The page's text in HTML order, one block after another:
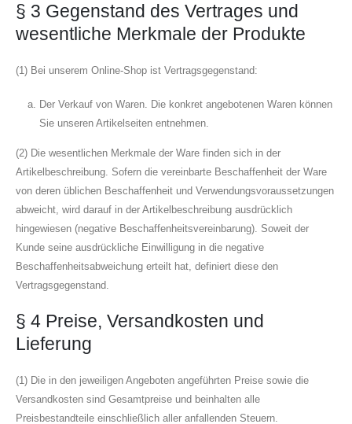
§ 3 Gegenstand des Vertrages und
wesentliche Merkmale der Produkte
(1) Bei unserem Online-Shop ist Vertragsgegenstand:
Der Verkauf von Waren. Die konkret angebotenen Waren können
Sie unseren Artikelseiten entnehmen.
(2) Die wesentlichen Merkmale der Ware finden sich in der
Artikelbeschreibung. Sofern die vereinbarte Beschaffenheit der Ware
von deren üblichen Beschaffenheit und Verwendungsvoraussetzungen
abweicht, wird darauf in der Artikelbeschreibung ausdrücklich
hingewiesen (negative Beschaffenheitsvereinbarung). Soweit der
Kunde seine ausdrückliche Einwilligung in die negative
Beschaffenheitsabweichung erteilt hat, definiert diese den
Vertragsgegenstand.
§ 4 Preise, Versandkosten und
Lieferung
(1) Die in den jeweiligen Angeboten angeführten Preise sowie die
Versandkosten sind Gesamtpreise und beinhalten alle
Preisbestandteile einschließlich aller anfallenden Steuern.